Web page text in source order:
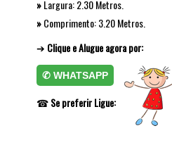
»Largura: 2.30 Metros.
»Comprimento: 3.20 Metros.
➔ Clique e Alugue agora por:
✆ WHATSAPP
☎Se preferir Ligue: